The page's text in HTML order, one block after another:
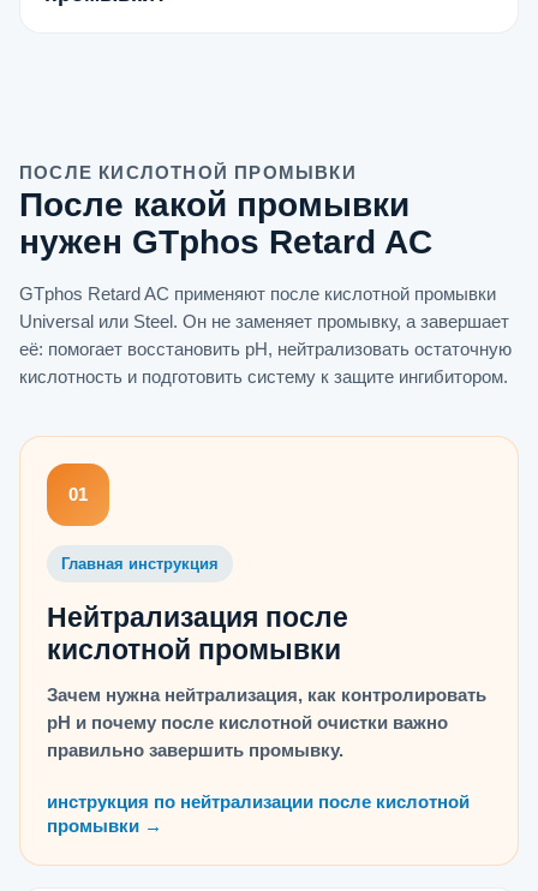
ПОСЛЕ КИСЛОТНОЙ ПРОМЫВКИ
После какой промывки
нужен GTphos Retard AC
GTphos Retard AC применяют после кислотной промывки
Universal или Steel. Он не заменяет промывку, а завершает
её: помогает восстановить pH, нейтрализовать остаточную
кислотность и подготовить систему к защите ингибитором.
01
Главная инструкция
Нейтрализация после
кислотной промывки
Зачем нужна нейтрализация, как контролировать
pH и почему после кислотной очистки важно
правильно завершить промывку.
инструкция по нейтрализации после кислотной
промывки →